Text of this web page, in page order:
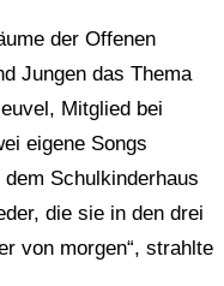
der Offenen
Jungen das Thema
Mitglied bei
eigene Songs
Schulkinderhaus
die sie in den drei
von morgen“, strahlte